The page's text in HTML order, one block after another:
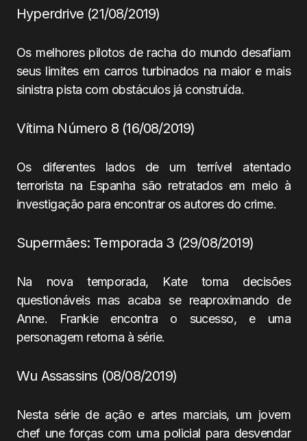
Hyperdrive (21/08/2019)
Os melhores pilotos de racha do mundo desafiam
seus limites em carros turbinados na maior e mais
sinistra pista com obstáculos já construída.
Vítima Número 8 (16/08/2019)
Os diferentes lados de um terrível atentado
terrorista na Espanha são retratados em meio à
investigação para encontrar os autores do crime.
Supermães: Temporada 3 (29/08/2019)
Na nova temporada, Kate toma decisões
questionáveis mas acaba se reaproximando de
Anne. Frankie encontra o sucesso, e uma
personagem retorna à série.
Wu Assassins (08/08/2019)
Nesta série de ação e artes marciais, um jovem
chef une forças com uma policial para desvendar